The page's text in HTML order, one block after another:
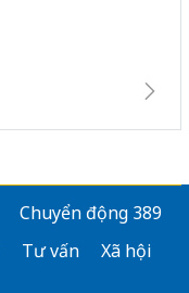
Chuyển động 389
Tư vấn
Xã hội